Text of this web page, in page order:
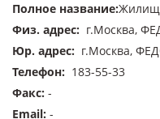
Полное название:
Физ. адрес: г.Москва,
Юр. адрес: г.Москва,
Телефон: 183-55-33
Факс: -
Email: -